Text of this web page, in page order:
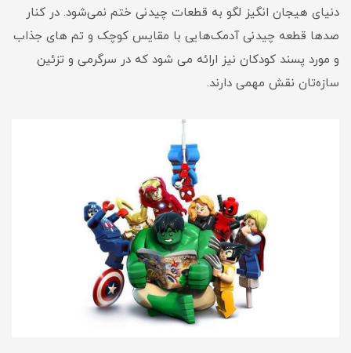
دنیای هیجان انگیز لگو به قطعات چیدنی ختم نمی‌شود. در کنار
صدها قطعه چیدنی آدمک‌هایی با مقایس کوچک و تم های جذاب
و مورد پسند کودکان نیز ارائه می شود که در سرگرمی و تزئین
سازه‌تان نقش مهمی دارند.